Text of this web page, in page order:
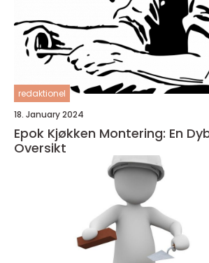
redaktionel
18. January 2024
Epok Kjøkken Montering: En
Oversikt